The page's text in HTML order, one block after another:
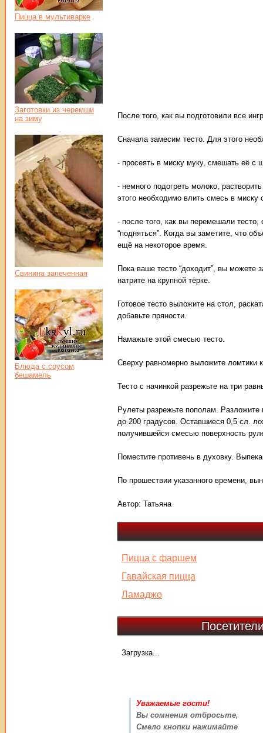
После того, как вы подготовили все
Сначала замесим тесто. Для этого
- просеять в миску муку, смешать её с
- немного подогреть молоко,
этого необходимо влить смесь в
- после того, как вы перемешали
“подняться”. Когда вы заметите, что
ещё на некоторое время.
Пока ваше тесто “доходит”, вы можете
натрите на крупной тёрке.
Готовое тесто выложите на стол,
добавьте пряности.
Намажьте этой смесью тесто.
Сверху равномерно выложите ломтики
Тесто с начинкой разрежьте на три
Рулеты разрежьте пополам. Разложите
до 200 градусов. Оставшиеся 0,5 сл.
получившейся смесью поверхность
Поместите противень в духовку.
По прошествии указанного времени,
Автор: Татьяна
Пицца с фаршем
Гавайская пицца
Ламаджо
Загрузка...
Уважаемые гости!
Вы сомнения отбросьте,
Смело кнопки нажимайте
Пицца в мультиварке
Заготовки из черемши
на зиму
Свинина запеченная
Блюда с соусом
бешамель